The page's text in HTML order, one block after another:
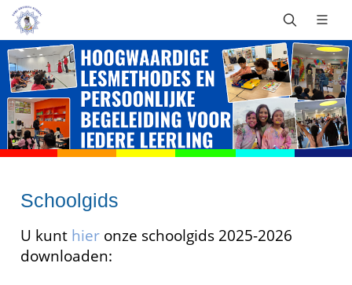
Schoolgids
U kunt hier onze schoolgids 2025-2026
downloaden: